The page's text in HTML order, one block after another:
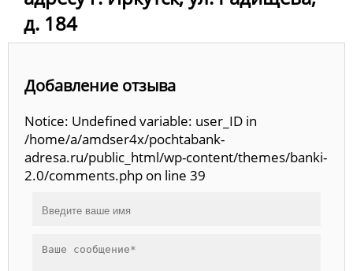
д. 184
Добавление отзыва
Notice: Undefined variable: user_ID in
/home/a/amdser4x/pochtabank-
adresa.ru/public_html/wp-content/themes/banki-
2.0/comments.php on line 39